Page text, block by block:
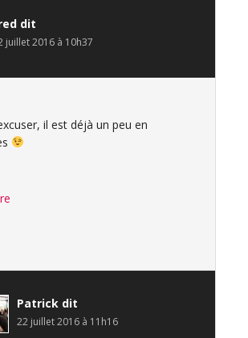
dit
juillet 2016 à 10h37
il est déjà un peu en
Patrick dit
22 juillet 2016 à 11h16